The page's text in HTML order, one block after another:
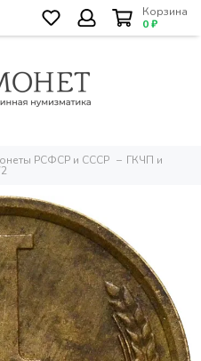
Корзина
0 ₽
РСФСР и СССР ГКЧП и